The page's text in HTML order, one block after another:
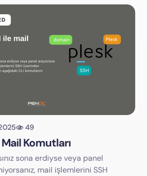
49
Komutları
sona erdiyse veya panel
mail işlemlerini SSH